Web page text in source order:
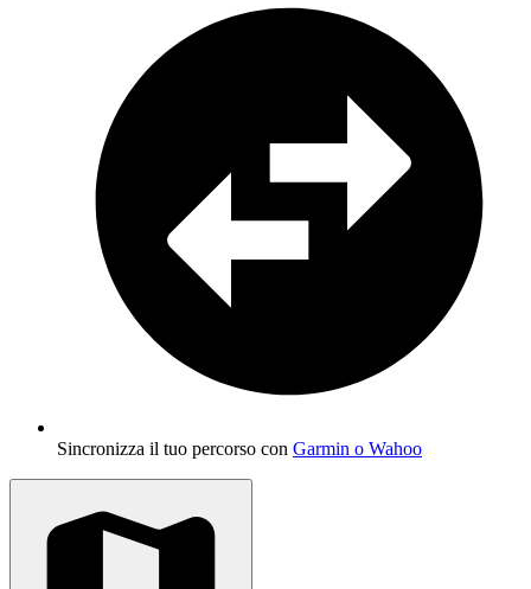
Sincronizza il tuo percorso con Garmin o Wahoo